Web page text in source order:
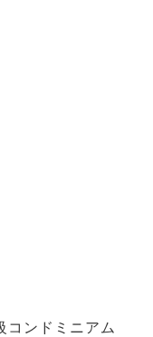
コンドミニアム